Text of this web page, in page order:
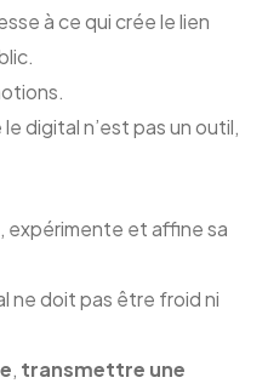
à ce qui crée le lien
digital n’est pas un outil,
expérimente et affine sa
ne doit pas être froid ni
, transmettre une